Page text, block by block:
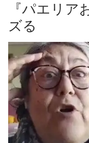
『パエリ
ズる